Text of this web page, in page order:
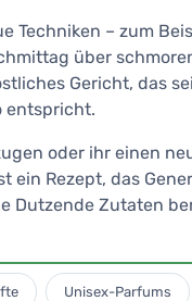
Techniken – zum
über
Gericht, das
entspricht.
oder ihr einen
ein Rezept, das
Dutzende Zutaten
Unisex-Parfums